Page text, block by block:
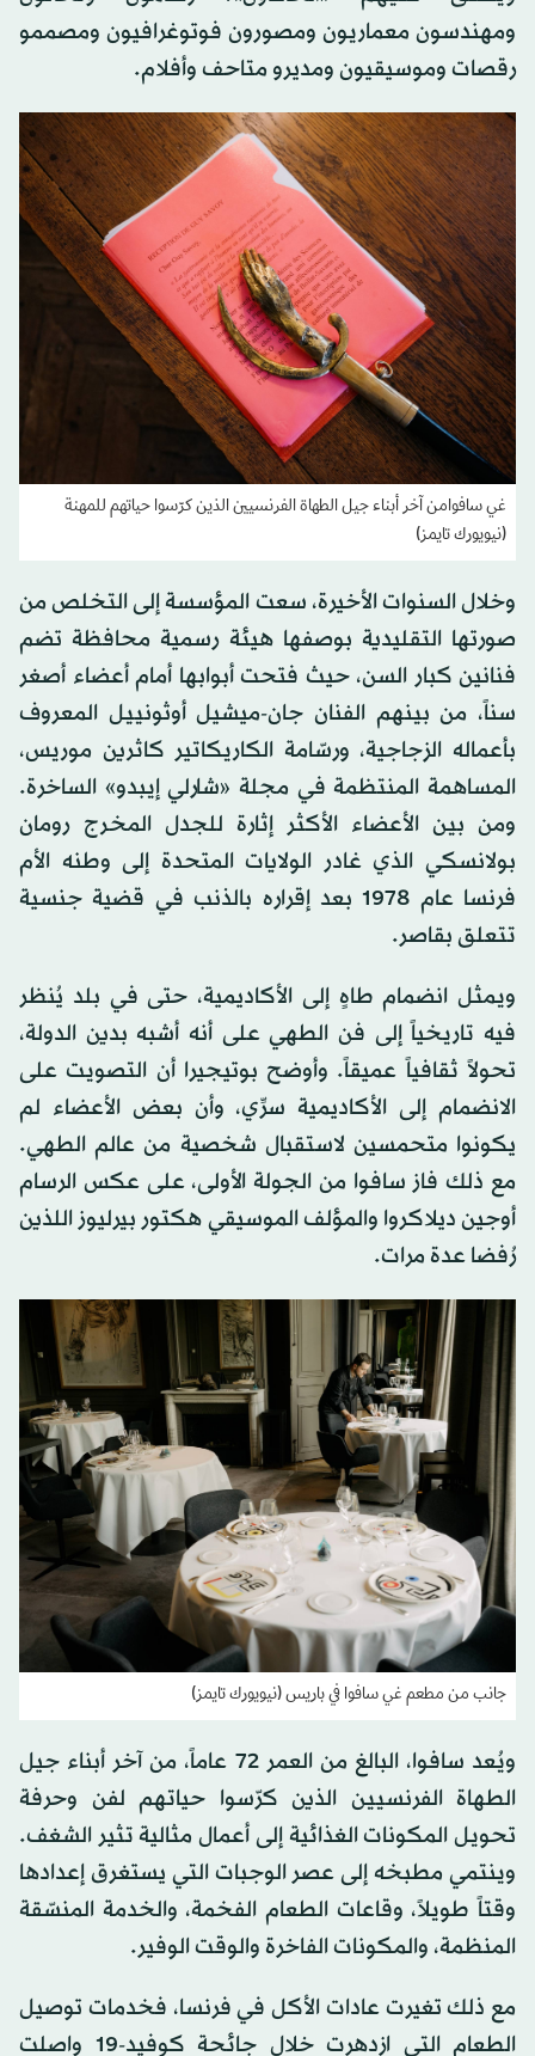
ومهندسون معماريون ومصورون فوتوغرافيون ومصممو
رقصات وموسيقيون ومديرو متاحف وأفلام.
غي سافوامن آخر أبناء جيل الطهاة الفرنسيين الذين كرّسوا حياتهم للمهنة
(نيويورك تايمز)
وخلال السنوات الأخيرة، سعت المؤسسة إلى التخلص من
صورتها التقليدية بوصفها هيئة رسمية محافظة تضم
فنانين كبار السن، حيث فتحت أبوابها أمام أعضاء أصغر
سناً، من بينهم الفنان جان-ميشيل أوثونييل المعروف
بأعماله الزجاجية، ورسّامة الكاريكاتير كاثرين موريس،
المساهمة المنتظمة في مجلة «شارلي إيبدو» الساخرة.
ومن بين الأعضاء الأكثر إثارة للجدل المخرج رومان
بولانسكي الذي غادر الولايات المتحدة إلى وطنه الأم
فرنسا عام 1978 بعد إقراره بالذنب في قضية جنسية
تتعلق بقاصر.
ويمثل انضمام طاهٍ إلى الأكاديمية، حتى في بلد يُنظر
فيه تاريخياً إلى فن الطهي على أنه أشبه بدين الدولة،
تحولاً ثقافياً عميقاً. وأوضح بوتيجيرا أن التصويت على
الانضمام إلى الأكاديمية سرِّي، وأن بعض الأعضاء لم
يكونوا متحمسين لاستقبال شخصية من عالم الطهي.
مع ذلك فاز سافوا من الجولة الأولى، على عكس الرسام
أوجين ديلاكروا والمؤلف الموسيقي هكتور بيرليوز اللذين
رُفضا عدة مرات.
جانب من مطعم غي سافوا في باريس (نيويورك تايمز)
ويُعد سافوا، البالغ من العمر 72 عاماً، من آخر أبناء جيل
الطهاة الفرنسيين الذين كرّسوا حياتهم لفن وحرفة
تحويل المكونات الغذائية إلى أعمال مثالية تثير الشغف.
وينتمي مطبخه إلى عصر الوجبات التي يستغرق إعدادها
وقتاً طويلاً، وقاعات الطعام الفخمة، والخدمة المنسّقة
المنظمة، والمكونات الفاخرة والوقت الوفير.
مع ذلك تغيرت عادات الأكل في فرنسا، فخدمات توصيل
الطعام التي ازدهرت خلال جائحة كوفيد-19 واصلت